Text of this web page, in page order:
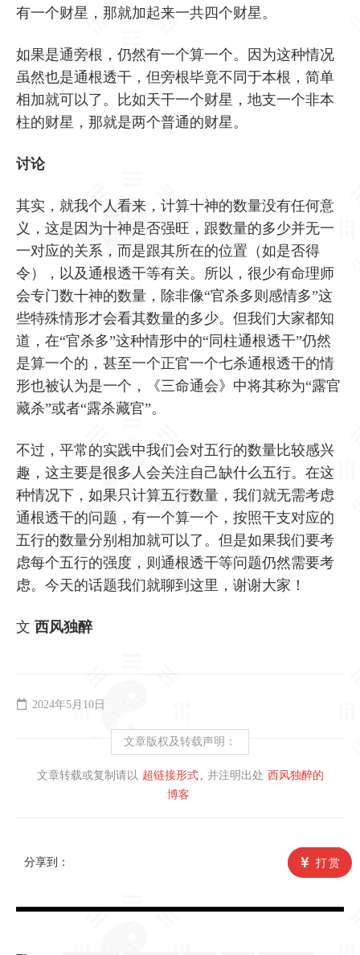
有一个财星，那就加起来一共四个财星。
如果是通旁根，仍然有一个算一个。因为这种情况
虽然也是通根透干，但旁根毕竟不同于本根，简单
相加就可以了。比如天干一个财星，地支一个非本
柱的财星，那就是两个普通的财星。
讨论
其实，就我个人看来，计算十神的数量没有任何意
义，这是因为十神是否强旺，跟数量的多少并无一
一对应的关系，而是跟其所在的位置（如是否得
令），以及通根透干等有关。所以，很少有命理师
会专门数十神的数量，除非像“官杀多则感情多”这
些特殊情形才会看其数量的多少。但我们大家都知
道，在“官杀多”这种情形中的“同柱通根透干”仍然
是算一个的，甚至一个正官一个七杀通根透干的情
形也被认为是一个，《三命通会》中将其称为“露官
藏杀”或者“露杀藏官”。
不过，平常的实践中我们会对五行的数量比较感兴
趣，这主要是很多人会关注自己缺什么五行。在这
种情况下，如果只计算五行数量，我们就无需考虑
通根透干的问题，有一个算一个，按照干支对应的
五行的数量分别相加就可以了。但是如果我们要考
虑每个五行的强度，则通根透干等问题仍然需要考
虑。今天的话题我们就聊到这里，谢谢大家！
文 西风独醉
2024年5月10日
文章版权及转载声明：
文章转载或复制请以 超链接形式 并注明出处 西风独醉的
博客
分享到： 打赏